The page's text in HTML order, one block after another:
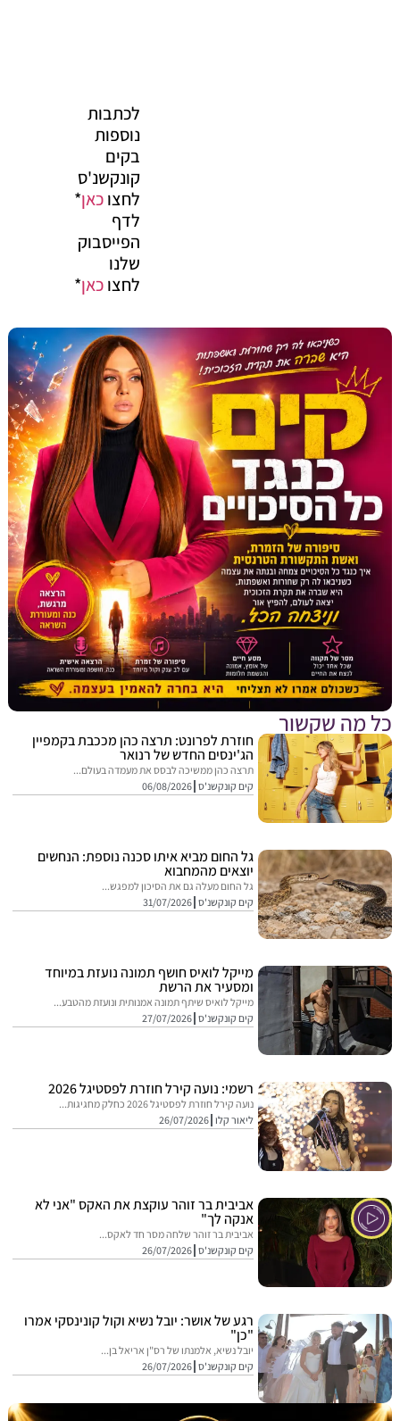
לכתבות
נוספות
בקים
קונקשנ'ס
לחצוכאן*
הפייסבוק
לחצוכאן*
שקשור
חוזרת לפרונט: תרצה כהן מככבת בקמפיין
הג'ינסים החדש של רנואר
תרצה כהן ממשיכה לבסס את מעמדה בעולם...
קים קונקשנ'ס 06/08/2026
גל החום מביא איתו סכנה נוספת: הנחשים
יוצאים מהמחבוא
גל החום מעלה גם את הסיכון למפגש...
קים קונקשנ'ס 31/07/2026
מייקל לואיס חושף תמונה נועזת במיוחד
ומסעיר את הרשת
מייקל לואיס שיתף תמונה אמנותית ונועזת מהטבע...
קים קונקשנ'ס 27/07/2026
רשמי: נועה קירל חוזרת לפסטיגל 2026
נועה קירל חוזרת לפסטיגל 2026 כחלק מחגיגות...
ליאור קלו 26/07/2026
אביבית בר זוהר עוקצת את האקס "אני לא
אנקה לך"
אביבית בר זוהר שלחה מסר חד לאקס...
קים קונקשנ'ס 26/07/2026
רגע של אושר: יובל נשיא וקול קונינסקי אמרו
"כן"
יובל נשיא, אלמנתו של רס"ן אריאל בן...
קים קונקשנ'ס 26/07/2026